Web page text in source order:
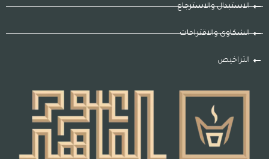
الاستبدال والاسترجاع
الشكاوى والاقتراحات
التراخيص